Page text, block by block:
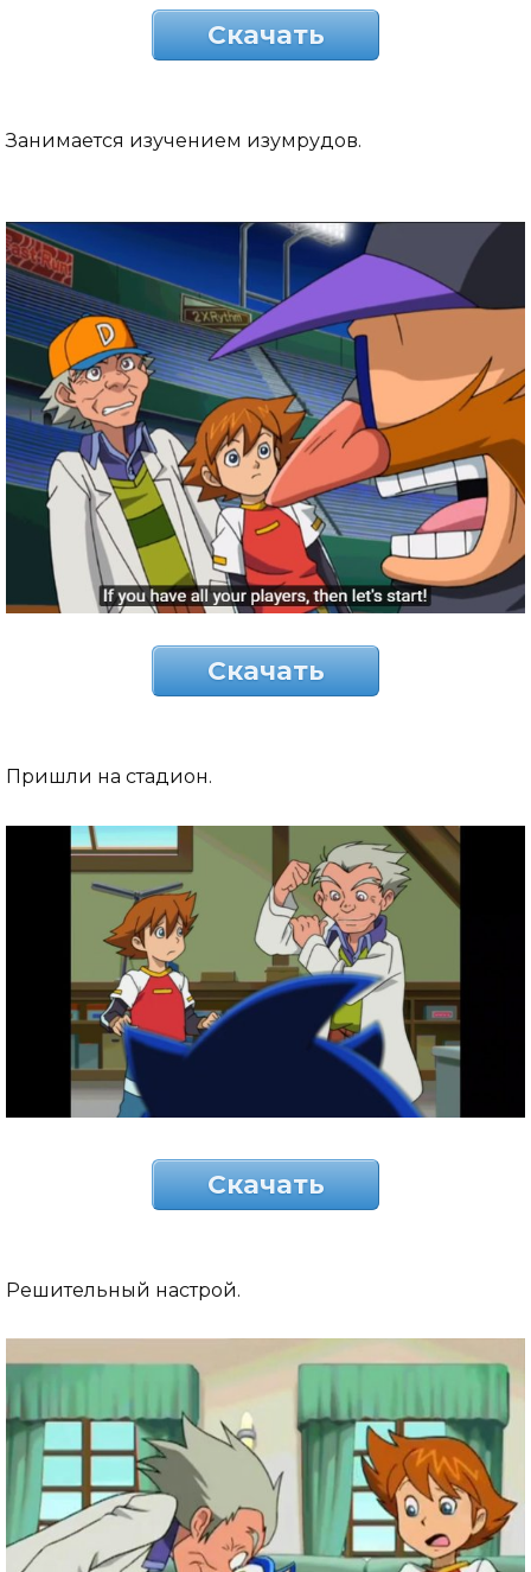
Скачать
Занимается изучением изумрудов.
Скачать
Пришли на стадион.
Скачать
Решительный настрой.